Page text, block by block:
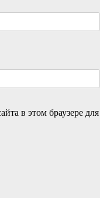
в этом браузере для